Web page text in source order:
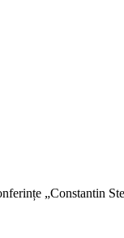
„Con­stantin